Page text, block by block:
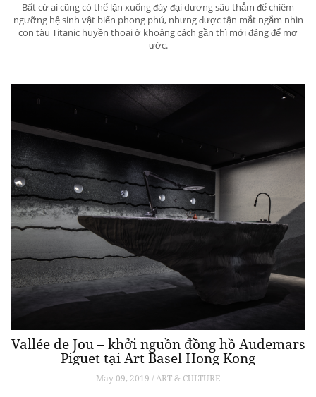
Bất cứ ai cũng có thể lặn xuống đáy đại dương sâu thẳm để chiêm
ngưỡng hệ sinh vật biển phong phú, nhưng được tận mắt ngắm nhìn
con tàu Titanic huyền thoại ở khoảng cách gần thì mới đáng để mơ
ước.
Vallée de Jou – khởi nguồn đồng hồ Audemars
Piguet tại Art Basel Hong Kong
May 09, 2019 / ART & CULTURE